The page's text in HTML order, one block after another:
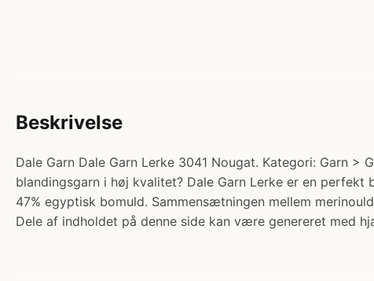
Beskrivelse
Dale Garn Dale Garn Lerke 3041 Nougat. Kategori: Garn >
blandingsgarn i høj kvalitet? Dale Garn Lerke er en
47% egyptisk bomuld. Sammensætningen mellem
Dele af indholdet på denne side kan være genereret med